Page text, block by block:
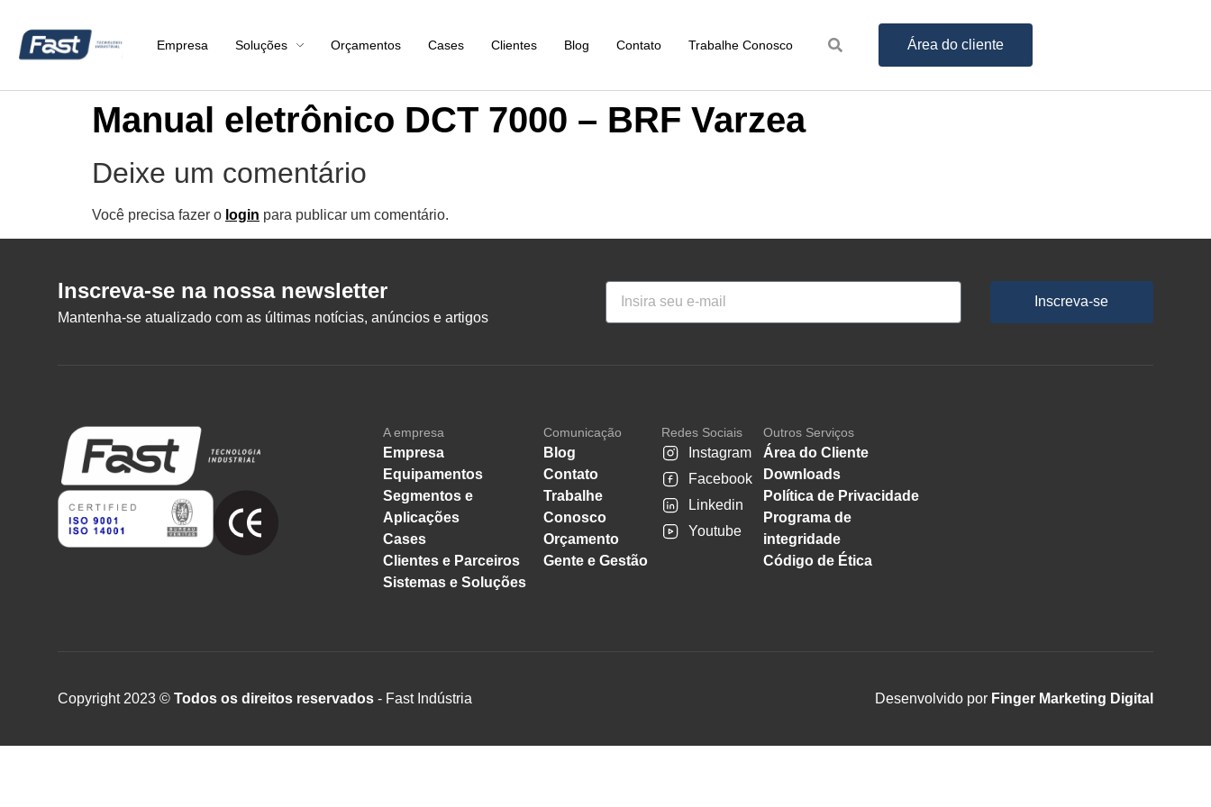
Empresa Soluções Orçamentos Cases Clientes Blog Contato Trabalhe Conosco Área do cliente
Manual eletrônico DCT 7000 – BRF Varzea
Deixe um comentário
Você precisa fazer o login para publicar um comentário.
Inscreva-se na nossa newsletter
Mantenha-se atualizado com as últimas notícias, anúncios e artigos
Inscreva-se
A empresa
Empresa
Equipamentos
Segmentos e
Aplicações
Cases
Clientes e Parceiros
Sistemas e Soluções
Comunicação
Blog
Contato
Trabalhe
Conosco
Orçamento
Gente e Gestão
Redes Sociais
Instagram
Facebook
Linkedin
Youtube
Outros Serviços
Área do Cliente
Downloads
Política de Privacidade
Programa de
integridade
Código de Ética
Copyright 2023 © Todos os direitos reservados - Fast Indústria Desenvolvido por Finger Marketing Digital